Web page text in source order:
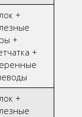
+
+
+
+